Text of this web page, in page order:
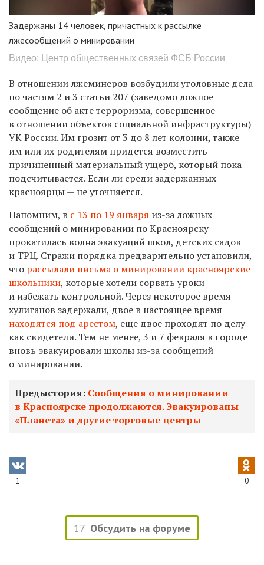
Задержаны 14 человек, причастных к рассылке
лжесообщений о минировании
Видео: Центр общественных связей ФСБ России
В отношении лжеминеров возбудили уголовные дела
по частям 2 и 3 статьи 207 (заведомо ложное
сообщение об акте терроризма, совершенное
в отношении объектов социальной инфраструктуры)
УК России.Им грозит от 3 до 8 лет колонии, также
им или их родителям придется возместить
причиненный материальный ущерб, который пока
подсчитывается. Если ли средизадержанных
красноярцы — не уточняется.
Напомним, в с 13 по 19 января из-за ложных
сообщений о минировании по Красноярску
прокатилась волна эвакуаций школ, детских садов
и ТРЦ. Стражи порядка предварительно установили,
что рассылали письма о минировании красноярские
школьники, которые хотели сорвать уроки
и избежать контрольной. Через некоторое время
хулиганов задержали, двое в настоящее время
находятся под арестом, еще двое проходят по делу
как свидетели. Тем не менее, 3 и 7 февраля в городе
вновь эвакуировали школы из-за сообщений
о минировании.
Предыстория: Сообщения о минировании
в Красноярске продолжаются. Эвакуированы
«Планета» и другие торговые центры
1 0
17 Обсудить на форуме